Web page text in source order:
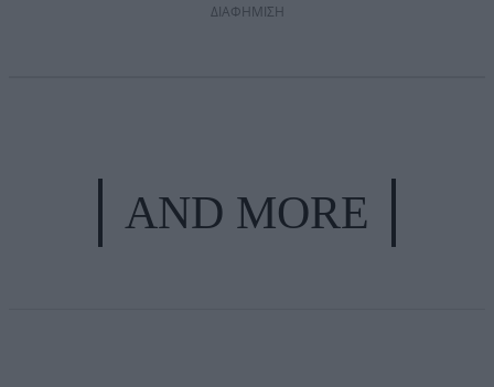
ΔΙΑΦΗΜΙΣΗ
AND MORE